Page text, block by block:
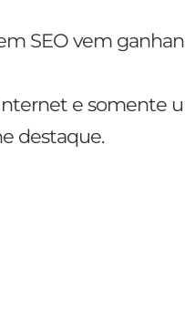
SEO vem
e somente
destaque.